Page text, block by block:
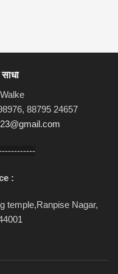
88795 24657
:
temple,Ranpise Nagar,